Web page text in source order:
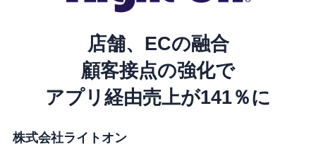
店舗、ECの融合
顧客接点の強化で
アプリ経由売上が141％に
株式会社ライトオン